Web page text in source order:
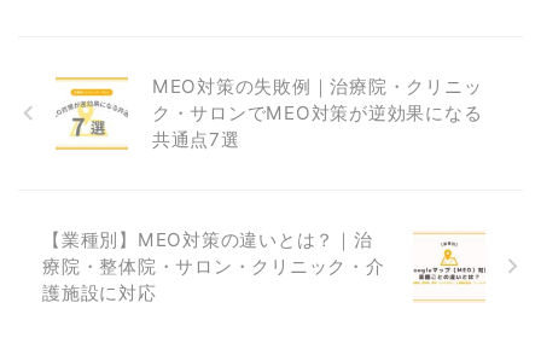
MEO対策の失敗例｜治療院・クリニッ
ク・サロンでMEO対策が逆効果になる
共通点7選
【業種別】MEO対策の違いとは？｜治
療院・整体院・サロン・クリニック・介
護施設に対応